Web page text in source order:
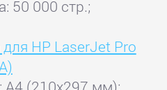
50 000 стр.;
HP LaserJet Pro